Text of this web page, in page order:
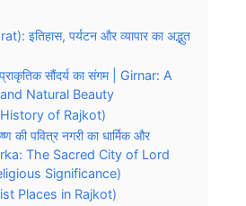
इतिहास, पर्यटन और व्यापार का अद्भुत
प्राकृतिक सौंदर्य का संगम | Girnar: A
Natural Beauty
(History of Rajkot)
की पवित्र नगरी का धार्मिक और
The Sacred City of Lord
Significance)
Places in Rajkot)